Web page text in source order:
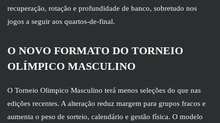
recuperação, rotação e profundidade de banco, sobretudo nos
jogos a seguir aos quartos-de-final.
O NOVO FORMATO DO TORNEIO
OLÍMPICO MASCULINO
O Torneio Olimpico Masculino terá menos seleções do que nas
edições recentes. A alteração reduz margem para grupos fracos e
aumenta o peso de sorteio, calendário e gestão física. O modelo